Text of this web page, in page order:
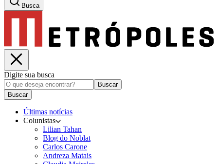
Busca
Digite sua busca
Buscar
Buscar
Últimas notícias
Colunistas
Lilian Tahan
Blog do Noblat
Carlos Carone
Andreza Matais